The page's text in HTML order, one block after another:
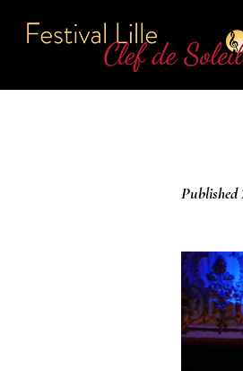
Published